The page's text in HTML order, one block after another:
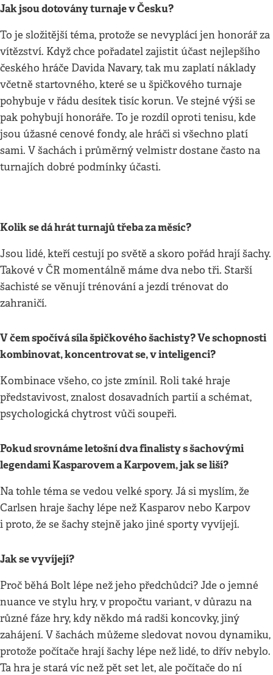
Jak jsou dotovány turnaje v Česku?
To je složitější téma, protože se nevyplácí jen honorář za
vítězství. Když chce pořadatel zajistit účast nejlepšího
českého hráče Davida Navary, tak mu zaplatí náklady
včetně startovného, které se u špičkového turnaje
pohybuje v řádu desítek tisíc korun. Ve stejné výši se
pak pohybují honoráře. To je rozdíl oproti tenisu, kde
jsou úžasné cenové fondy, ale hráči si všechno platí
sami. V šachách i průměrný velmistr dostane často na
turnajích dobré podmínky účasti.
Kolik se dá hrát turnajů třeba za měsíc?
Jsou lidé, kteří cestují po světě a skoro pořád hrají šachy.
Takové v ČR momentálně máme dva nebo tři. Starší
šachisté se věnují trénování a jezdí trénovat do
zahraničí.
V čem spočívá síla špičkového šachisty? Ve schopnosti
kombinovat, koncentrovat se, v inteligenci?
Kombinace všeho, co jste zmínil. Roli také hraje
představivost, znalost dosavadních partií a schémat,
psychologická chytrost vůči soupeři.
Pokud srovnáme letošní dva finalisty s šachovými
legendami Kasparovem a Karpovem, jak se liší?
Na tohle téma se vedou velké spory. Já si myslím, že
Carlsen hraje šachy lépe než Kasparov nebo Karpov
i proto, že se šachy stejně jako jiné sporty vyvíjejí.
Jak se vyvíjejí?
Proč běhá Bolt lépe než jeho předchůdci? Jde o jemné
nuance ve stylu hry, v propočtu variant, v důrazu na
různé fáze hry, kdy někdo má radši koncovky, jiný
zahájení. V šachách můžeme sledovat novou dynamiku,
protože počítače hrají šachy lépe než lidé, to dřív nebylo.
Ta hra je stará víc než pět set let, ale počítače do ní